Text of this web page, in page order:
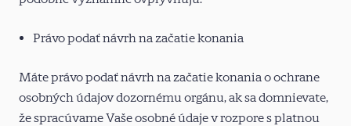
Právo podať návrh na začatie konania
Máte právo podať návrh na začatie konania o ochrane
osobných údajov dozornému orgánu, ak sa domnievate,
že spracúvame Vaše osobné údaje v rozpore s platnou